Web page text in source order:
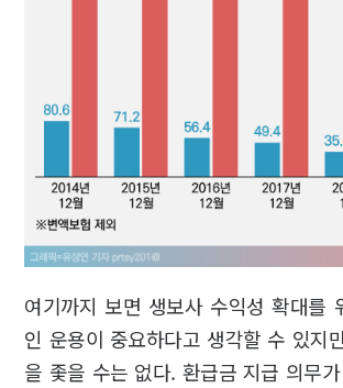
여기까지 보면 생보사 수익성 확대를
인 운용이 중요하다고 생각할 수 있지
을 좇을 수는 없다. 환급금 지급 의무